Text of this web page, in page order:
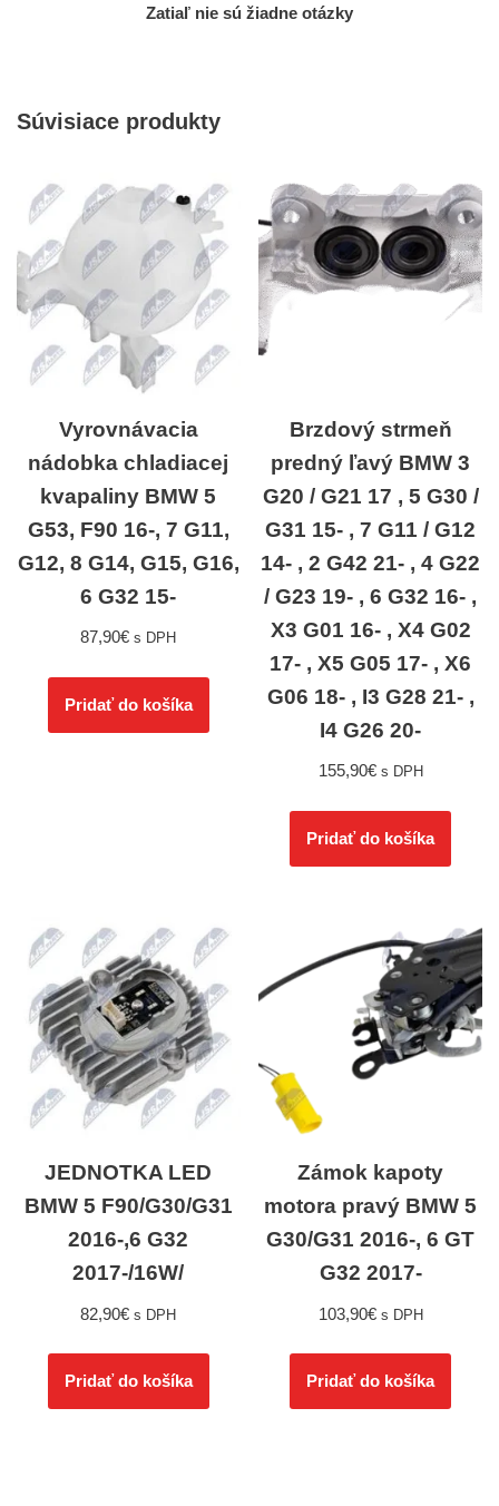
Zatiaľ nie sú žiadne otázky
Súvisiace produkty
Vyrovnávacia
nádobka chladiacej
kvapaliny BMW 5
G53, F90 16-, 7 G11,
G12, 8 G14, G15, G16,
6 G32 15-
87,90€ s DPH
Pridať do košíka
Brzdový strmeň
predný ľavý BMW 3
G20 / G21 17 , 5 G30 /
G31 15- , 7 G11 / G12
14- , 2 G42 21- , 4 G22
/ G23 19- , 6 G32 16- ,
X3 G01 16- , X4 G02
17- , X5 G05 17- , X6
G06 18- , I3 G28 21- ,
I4 G26 20-
155,90€ s DPH
Pridať do košíka
JEDNOTKA LED
BMW 5 F90/G30/G31
2016-,6 G32
2017-/16W/
82,90€ s DPH
Pridať do košíka
Zámok kapoty
motora pravý BMW 5
G30/G31 2016-, 6 GT
G32 2017-
103,90€ s DPH
Pridať do košíka